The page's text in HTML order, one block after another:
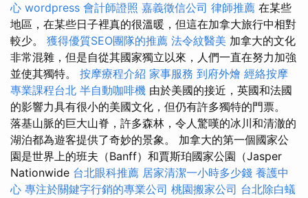
心 wordpress 會計師證照 嘉義徵信公司 律師推薦 在某些
地區，在某些日子裡真的很溫暖，但這在加拿大旅行中相對
較少。 獲得優質SEO團隊的推薦 法令紋醫美 加拿大的文化
非常混雜，但是自從其國家獨立以來，人們一直在努力加強
並使其獨特。 按摩療程介紹 家事服務 到府外燴 經絡按摩
專業課程台北 半自動咖啡機 由於美國的接近，英國和法國
的影響力具有很小的美國文化，但仍有許多獨特的門票。
落基山脈的巨大山脊，許多森林，令人驚嘆的冰川和清澈的
湖泊都為遊客提供了奇妙的景象。 加拿大的第一個國家公
園是世界上的班夫（Banff）和賈斯珀國家公園（Jasper
Nationwide 台北眼科推薦 居家清潔一小時多少錢 養護中
心 專注於關鍵字行銷的專業公司 桃園搬家公司 台北除白蟻